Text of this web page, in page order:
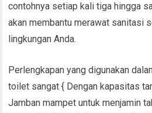
contohnya setiap kali tiga hingga
akan membantu merawat sanitasi
lingkungan Anda.
Perlengkapan yang digunakan
toilet sangat { Dengan kapasitas
Jamban mampet untuk menjamin